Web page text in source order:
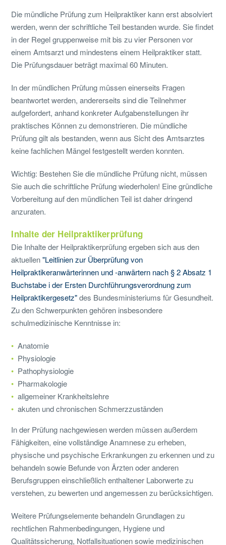
Die mündliche Prüfung zum Heilpraktiker kann erst absolviert
werden, wenn der schriftliche Teil bestanden wurde. Sie findet
in der Regel gruppenweise mit bis zu vier Personen vor
einem Amtsarzt und mindestens einem Heilpraktiker statt.
Die Prüfungsdauer beträgt maximal 60 Minuten.
In der mündlichen Prüfung müssen einerseits Fragen
beantwortet werden, andererseits sind die Teilnehmer
aufgefordert, anhand konkreter Aufgabenstellungen ihr
praktisches Können zu demonstrieren. Die mündliche
Prüfung gilt als bestanden, wenn aus Sicht des Amtsarztes
keine fachlichen Mängel festgestellt werden konnten.
Wichtig: Bestehen Sie die mündliche Prüfung nicht, müssen
Sie auch die schriftliche Prüfung wiederholen! Eine gründliche
Vorbereitung auf den mündlichen Teil ist daher dringend
anzuraten.
Inhalte der Heilpraktikerprüfung
Die Inhalte der Heilpraktikerprüfung ergeben sich aus den
aktuellen"Leitlinien zur Überprüfung von
Heilpraktikeranwärterinnen und -anwärtern nach § 2 Absatz 1
Buchstabe i der Ersten Durchführungsverordnung zum
Heilpraktikergesetz"des Bundesministeriums für Gesundheit.
Zu den Schwerpunkten gehören insbesondere
schulmedizinische Kenntnisse in:
Anatomie
Physiologie
Pathophysiologie
Pharmakologie
allgemeiner Krankheitslehre
akuten und chronischen Schmerzzuständen
In der Prüfung nachgewiesen werden müssen außerdem
Fähigkeiten, eine vollständige Anamnese zu erheben,
physische und psychische Erkrankungen zu erkennen und zu
behandeln sowie Befunde von Ärzten oder anderen
Berufsgruppen einschließlich enthaltener Laborwerte zu
verstehen, zu bewerten und angemessen zu berücksichtigen.
Weitere Prüfungselemente behandeln Grundlagen zu
rechtlichen Rahmenbedingungen, Hygiene und
Qualitätssicherung, Notfallsituationen sowie medizinischen